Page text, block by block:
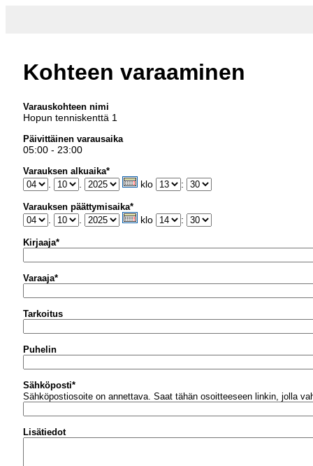
Kohteen varaaminen
Varauskohteen nimi
Hopun tenniskenttä 1
Päivittäinen varausaika
05:00 - 23:00
Varauksen alkuaika*
klo :
Varauksen päättymisaika*
klo :
Kirjaaja*
Varaaja*
Tarkoitus
Puhelin
Sähköposti*
Sähköpostiosoite on annettava. Saat tähän osoitteeseen linkin, jolla
Lisätiedot